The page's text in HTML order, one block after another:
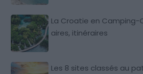
La Croatie en Camping-
aires, itinéraires
Les 8 sites classés au